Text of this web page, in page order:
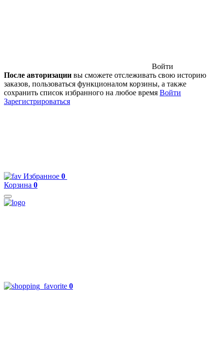
Войти
После авторизации вы сможете отслеживать свою историю
заказов, пользоваться функционалом корзины, а также
сохранить список избранного на любое время Войти
Зарегистрироваться
Избранное 0
Корзина 0
0